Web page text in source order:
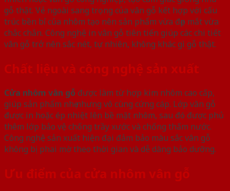
gỗ thật. Vẻ ngoài sang trọng của vân gỗ kết hợp với cấu
trúc bền bỉ của nhôm tạo nên sản phẩm vừa đẹp mắt vừa
chắc chắn. Công nghệ in vân gỗ tiên tiến giúp các chi tiết
vân gỗ trở nên sắc nét, tự nhiên, không khác gì gỗ thật.
Chất liệu và công nghệ sản xuất
Cửa nhôm vân gỗ được làm từ hợp kim nhôm cao cấp,
giúp sản phẩm nhẹ nhưng vô cùng cứng cáp. Lớp vân gỗ
được in hoặc ép nhiệt lên bề mặt nhôm, sau đó được phủ
thêm lớp bảo vệ chống trầy xước và chống thấm nước.
Công nghệ sản xuất hiện đại đảm bảo màu sắc vân gỗ
không bị phai mờ theo thời gian và dễ dàng bảo dưỡng.
Ưu điểm của cửa nhôm vân gỗ